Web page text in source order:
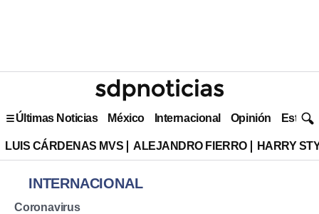
Últimas Noticias México Internacional Opinión Estilo
LUIS CÁRDENAS MVS ALEJANDRO FIERRO HARRY
INTERNACIONAL
Coronavirus